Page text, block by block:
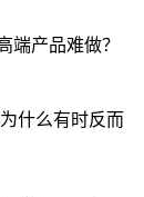
端产品难做？
什么有时反而